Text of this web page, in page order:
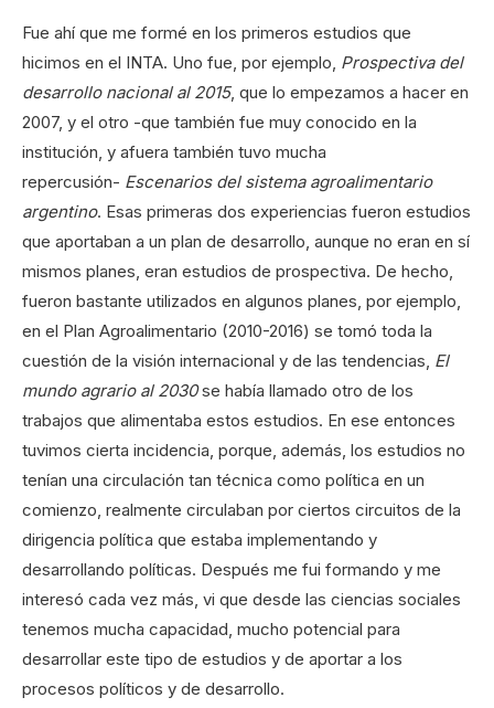
Fue ahí que me formé en los primeros estudios que
hicimos en el INTA. Uno fue, por ejemplo, Prospectiva del
desarrollo nacional al 2015, que lo empezamos a hacer en
2007, y el otro -que también fue muy conocido en la
institución, y afuera también tuvo mucha
repercusión- Escenarios del sistema agroalimentario
argentino. Esas primeras dos experiencias fueron estudios
que aportaban a un plan de desarrollo, aunque no eran en sí
mismos planes, eran estudios de prospectiva. De hecho,
fueron bastante utilizados en algunos planes, por ejemplo,
en el Plan Agroalimentario (2010-2016) se tomó toda la
cuestión de la visión internacional y de las tendencias, El
mundo agrario al 2030se había llamado otro de los
trabajos que alimentaba estos estudios. En ese entonces
tuvimos cierta incidencia, porque, además, los estudios no
tenían una circulación tan técnica como política en un
comienzo, realmente circulaban por ciertos circuitos de la
dirigencia política que estaba implementando y
desarrollando políticas. Después me fui formando y me
interesó cada vez más, vi que desde las ciencias sociales
tenemos mucha capacidad, mucho potencial para
desarrollar este tipo de estudios y de aportar a los
procesos políticos y de desarrollo.